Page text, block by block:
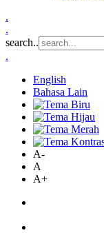
.
.
search..
.
English
Bahasa Lain
A-
A
A+